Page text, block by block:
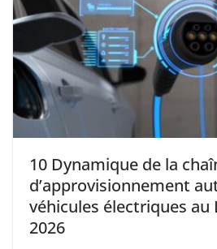
10 Dynamique de la
d’approvisionnement
véhicules électriques au
2026